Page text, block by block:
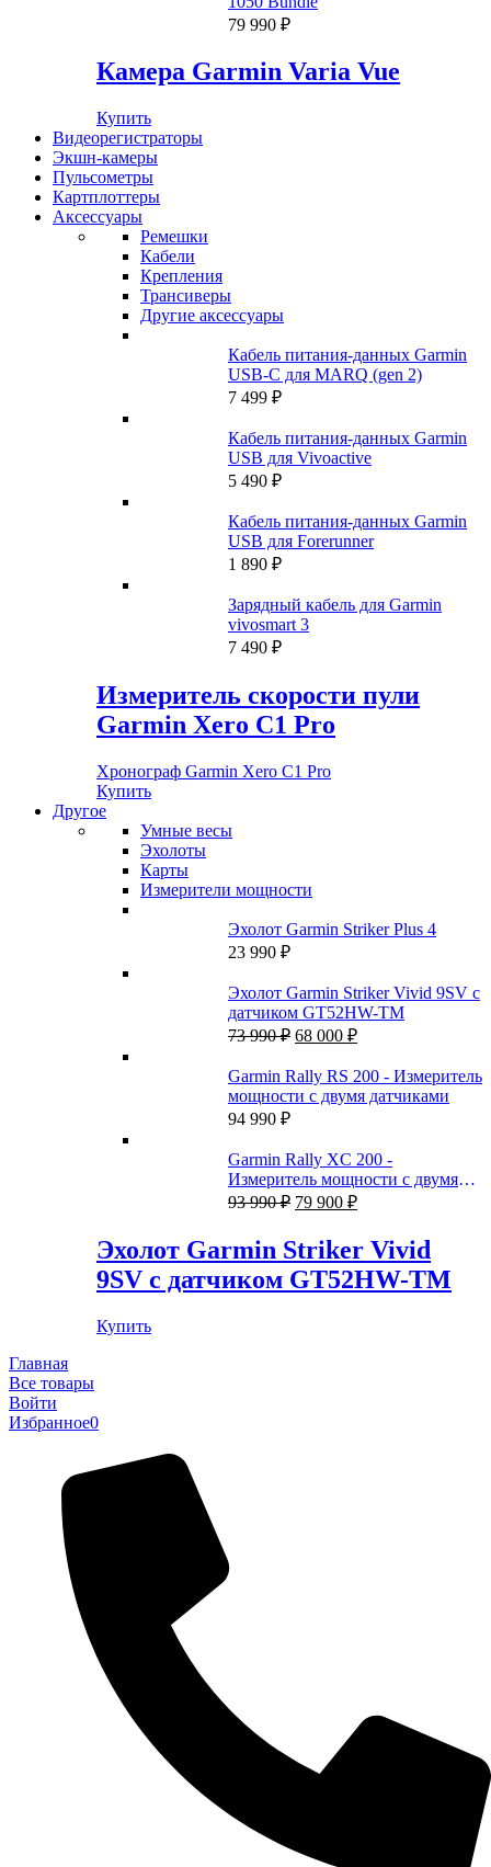
79 990 ₽
Камера Garmin Varia Vue
Купить
Видеорегистраторы
Экшн-камеры
Пульсометры
Картплоттеры
Аксессуары
Ремешки
Кабели
Крепления
Трансиверы
Другие аксессуары
Кабель питания-данных Garmin
USB-C для MARQ (gen 2)
7 499 ₽
Кабель питания-данных Garmin
USB для Vivoactive
5 490 ₽
Кабель питания-данных Garmin
USB для Forerunner
1 890 ₽
Зарядный кабель для Garmin
vivosmart 3
7 490 ₽
Измеритель скорости пули
Garmin Xero C1 Pro
Хронограф Garmin Xero C1 Pro
Купить
Другое
Умные весы
Эхолоты
Карты
Измерители мощности
Эхолот Garmin Striker Plus 4
23 990 ₽
Эхолот Garmin Striker Vivid 9SV с
датчиком GT52HW-TM
73 990₽ Первоначальная
составляла
73
68 000 ₽Текущая
68
000 ₽.
Garmin Rally RS 200 - Измеритель
мощности с двумя датчиками
94 990 ₽
Garmin Rally XC 200 -
Измеритель мощности с двумя
датчиками
93 990₽ Первоначальная
составляла
93
990 ₽.
79 900 ₽Текущая
79
900 ₽.
Эхолот Garmin Striker Vivid
9SV с датчиком GT52HW-TM
Купить
Главная
Все товары
Войти
Избранное0